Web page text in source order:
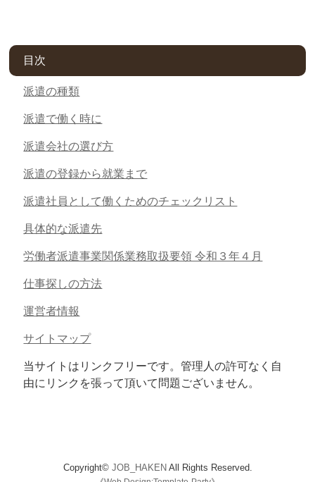
目次
派遣の種類
派遣で働く時に
派遣会社の選び方
派遣の登録から就業まで
派遣社員として働くためのチェックリスト
具体的な派遣先
労働者派遣事業関係業務取扱要領 令和３年４月
仕事探しの方法
運営者情報
サイトマップ
当サイトはリンクフリーです。管理人の許可なく自
由にリンクを張って頂いて問題ございません。
Copyright© JOB_HAKEN All Rights Reserved.